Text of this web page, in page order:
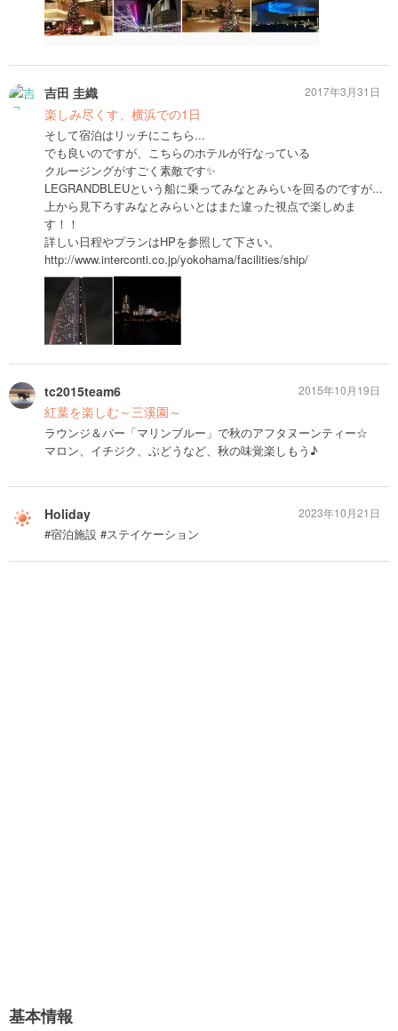
吉田 圭織
楽しみ尽くす、横浜での1日
そして宿泊はリッチにこちら...
でも良いのですが、こちらのホテルが行なっている
クルージングがすごく素敵です✨
LEGRANDBLEUという船に乗ってみなとみらいを回るのですが...
上から見下ろすみなとみらいとはまた違った視点で楽しめま
す！！
詳しい日程やプランはHPを参照して下さい。
http://www.interconti.co.jp/yokohama/facilities/ship/
2017年3月31日
tc2015team6
紅葉を楽しむ～三溪園～
ラウンジ＆バー「マリンブルー」で秋のアフタヌーンティー☆
マロン、イチジク、ぶどうなど、秋の味覚楽しもう♪
2015年10月19日
Holiday
#宿泊施設 #ステイケーション
2023年10月21日
基本情報